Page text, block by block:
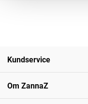
Kundservice
Om ZannaZ